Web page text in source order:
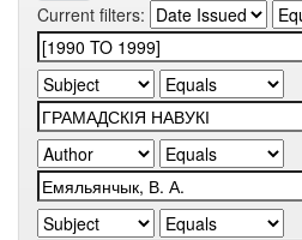
Current filters: